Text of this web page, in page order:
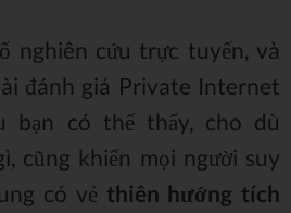
nghiên cứu trực tuyến, và
đánh giá Private Internet
bạn có thể thấy, cho dù
cũng khiến mọi người suy
có vẻ thiên hướng tích